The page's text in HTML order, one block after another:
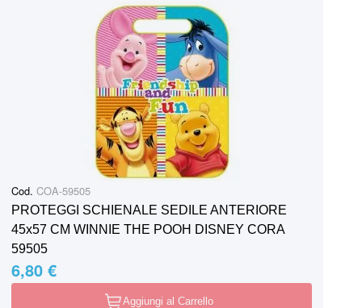
Cod. COA-59505
PROTEGGI SCHIENALE SEDILE ANTERIORE
45x57 CM WINNIE THE POOH DISNEY CORA
59505
6,80 €
Aggiungi al Carrello